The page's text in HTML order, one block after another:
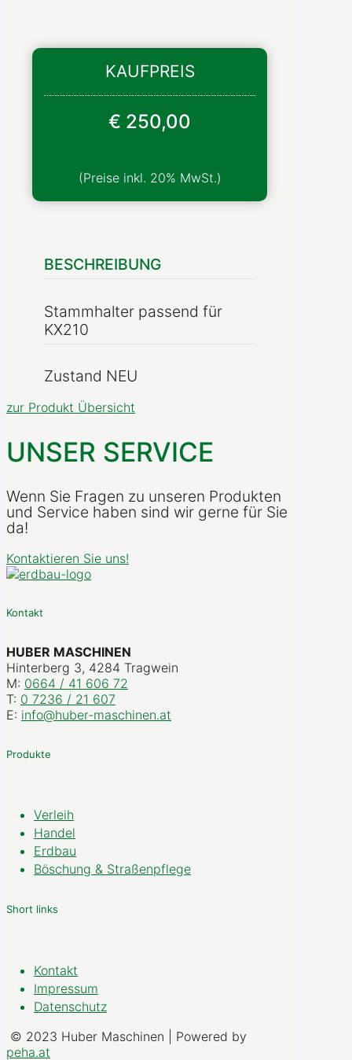
KAUFPREIS
€ 250,00
BESCHREIBUNG
Stammhalter passend für
KX210
Zustand NEU
zur Produkt Übersicht
UNSER SERVICE
Wenn Sie Fragen zu unseren Produkten
und Service haben sind wir gerne für Sie
da!
Kontaktieren Sie uns!
Kontakt
HUBER MASCHINEN
Hinterberg 3, 4284 Tragwein
M: 0664 / 41 606 72
T: 0 7236 / 21 607
E: info@huber-maschinen.at
Produkte
Verleih
Handel
Erdbau
Böschung & Straßenpflege
Short links
Kontakt
Impressum
Datenschutz
© 2023 Huber Maschinen | Powered by
peha.at